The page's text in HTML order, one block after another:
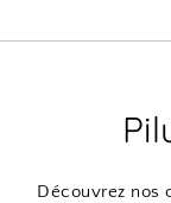
Découvrez nos